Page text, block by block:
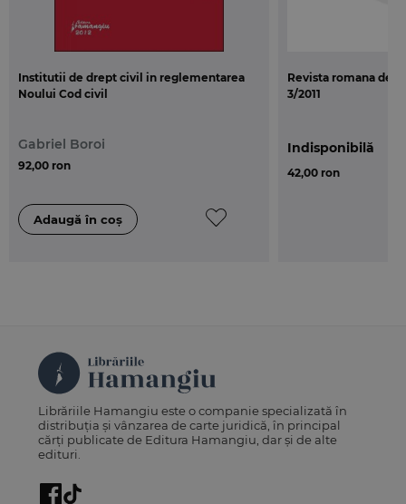
Institutii de drept civil in reglementarea
Noului Cod civil
Gabriel Boroi
92,00 ron
Revista romana de
3/2011
42,00 ron
Indisponibilă
Librăriile Hamangiu este o companie specializată în
distribuția și vânzarea de carte juridică, în principal
cărți publicate de Editura Hamangiu, dar și de alte
edituri.